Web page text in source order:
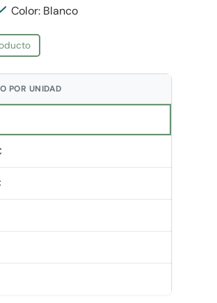
Color: Blanco
POR UNIDAD